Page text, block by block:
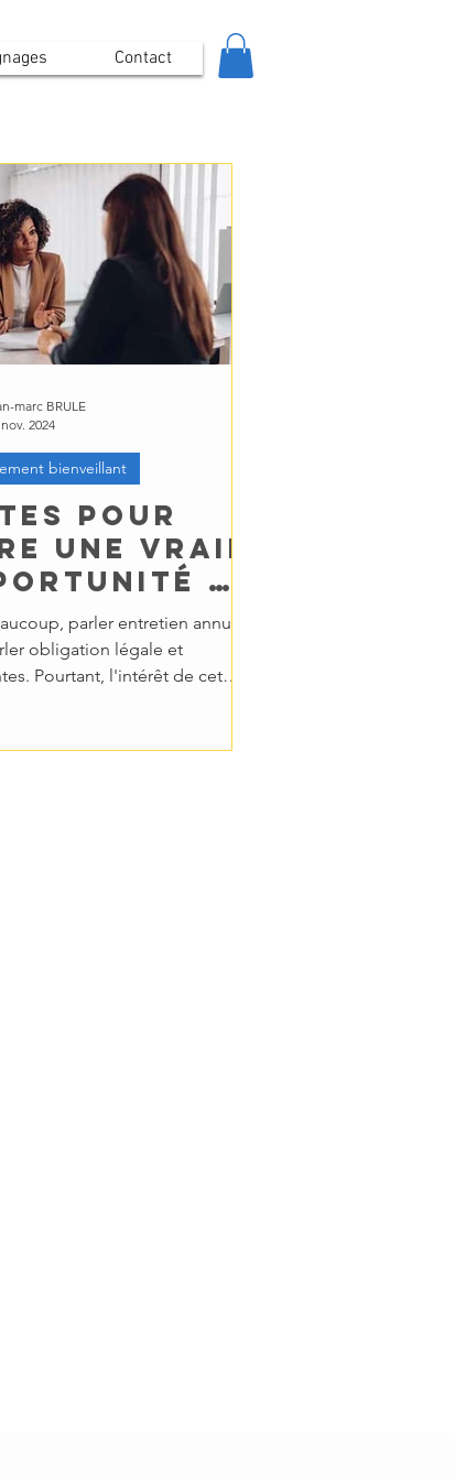
Contact
pour
une vraie
de
prochains
parler entretien annuel
obligation légale et
Pourtant, l'intérêt de cet
bienveillant
marc BRULE
2024